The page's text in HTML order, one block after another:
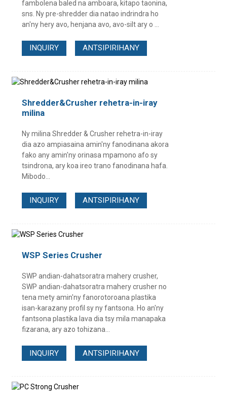
fambolena baled na amboara, kitapo taonina,
sns. Ny pre-shredder dia natao indrindra ho
an'ny hery avo, henjana avo, avo-silt ary o ...
INQUIRY ANTSIPIRIHANY
Shredder&Crusher rehetra-in-iray
milina
Ny milina Shredder & Crusher rehetra-in-iray
dia azo ampiasaina amin'ny fanodinana akora
fako any amin'ny orinasa mpamono afo sy
tsindrona, ary koa ireo trano fanodinana hafa.
Mibodo...
INQUIRY ANTSIPIRIHANY
WSP Series Crusher
SWP andian-dahatsoratra mahery crusher,
SWP andian-dahatsoratra mahery crusher no
tena mety amin'ny fanorotoroana plastika
isan-karazany profil sy ny fantsona. Ho an'ny
fantsona plastika lava dia tsy mila manapaka
fizarana, ary azo tohizana...
INQUIRY ANTSIPIRIHANY